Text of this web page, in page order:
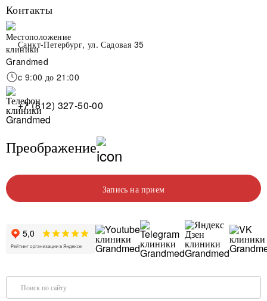
Контакты
Санкт-Петербург, ул. Садовая 35
c 9:00 до 21:00
+7 (812) 327-50-00
Преображение
Запись на прием
Поиск по сайту